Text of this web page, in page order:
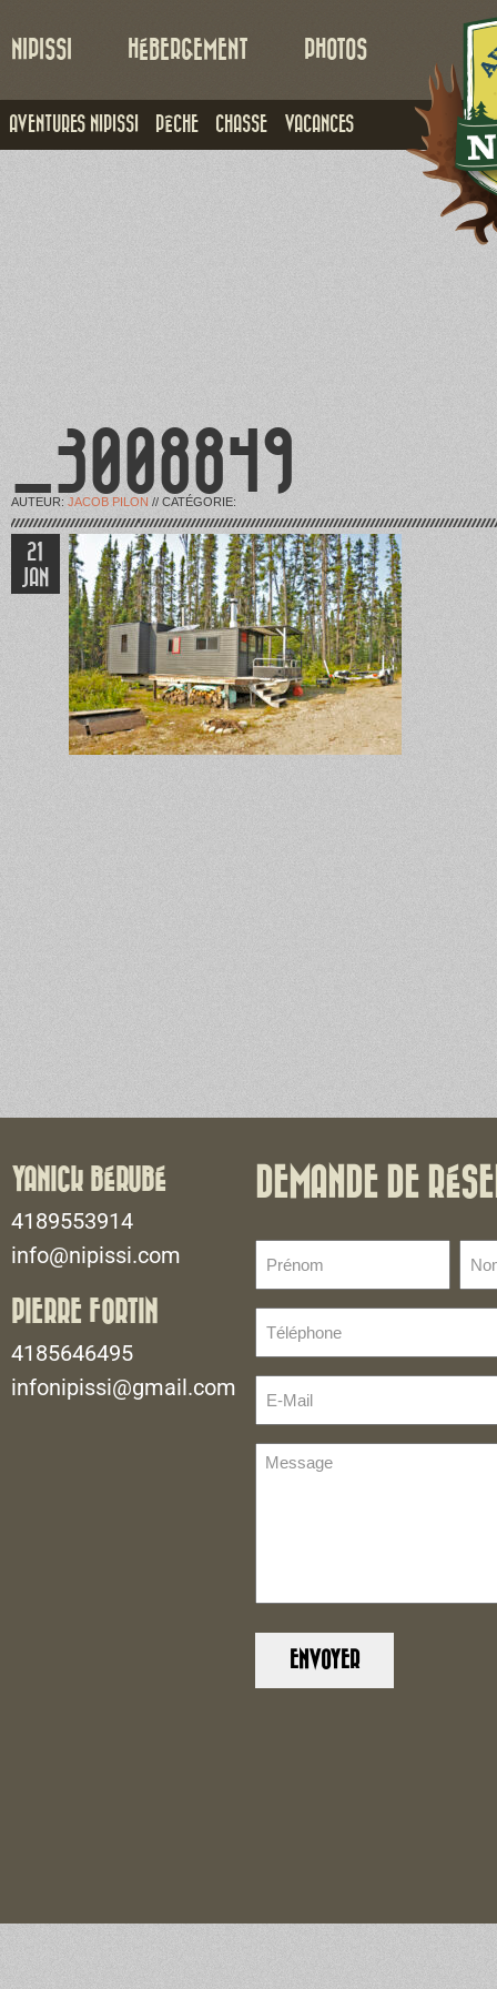
NIPISSI
AVENTURES NIPISSI PÊCHE CHASSE VACANCES
HÉBERGEMENT PHOTOS
_3008849
AUTEUR: JACOB PILON // CATÉGORIE:
21
JAN
YANICK BÉRUBÉ
4189553914
info@nipissi.com
PIERRE FORTIN
4185646495
infonipissi@gmail.com
DEMANDE DE
(Nécessaire)
de
(Nécessaire)
Mail
Message